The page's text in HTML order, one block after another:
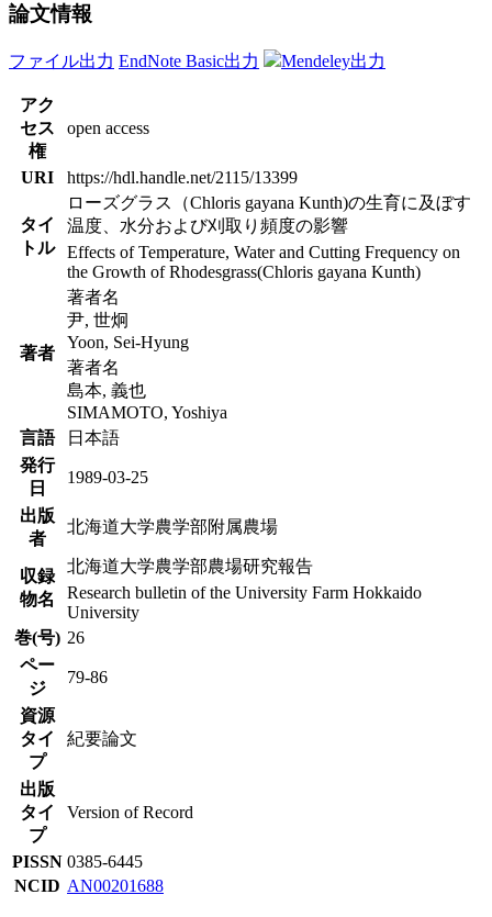
論文情報
ファイル出力 EndNote Basic出力 Mendeley出力
アク
セス
権
open access
URI https://hdl.handle.net/2115/13399
タイ
トル
ローズグラス（Chloris gayana Kunth)の生育に及ぼす
温度、水分および刈取り頻度の影響
Effects of Temperature, Water and Cutting Frequency on
the Growth of Rhodesgrass(Chloris gayana Kunth)
著者
著者名
尹, 世炯
Yoon, Sei-Hyung
著者名
島本, 義也
SIMAMOTO, Yoshiya
言語
日本語
発行
日
1989-03-25
出版
者
北海道大学農学部附属農場
収録
物名
北海道大学農学部農場研究報告
Research bulletin of the University Farm Hokkaido
University
巻(号) 26
ペー
ジ
79-86
資源
タイ
プ
紀要論文
出版
タイ
プ
Version of Record
PISSN 0385-6445
NCID AN00201688